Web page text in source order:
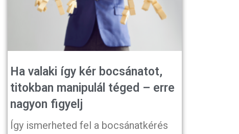
Ha valaki így kér bocsánatot,
titokban manipulál téged – erre
nagyon figyelj
Így ismerheted fel a bocsánatkérés